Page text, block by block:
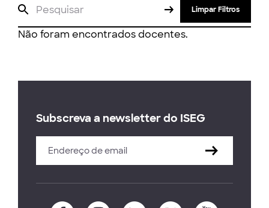
Limpar Filtros
Não foram encontrados docentes.
Subscreva a newsletter do ISEG